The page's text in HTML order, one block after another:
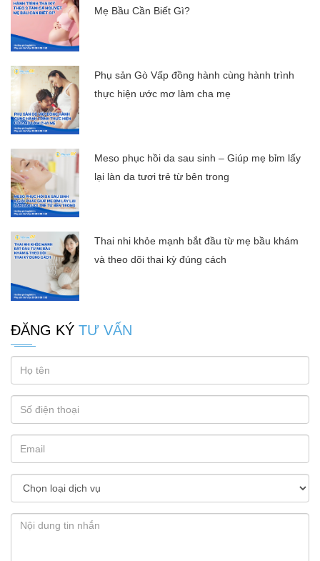
Mẹ Bầu Cần Biết Gì?
Phụ sản Gò Vấp đồng hành cùng hành trình
thực hiện ước mơ làm cha mẹ
Meso phục hồi da sau sinh – Giúp mẹ bỉm lấy
lại làn da tươi trẻ từ bên trong
Thai nhi khỏe mạnh bắt đầu từ mẹ bầu khám
và theo dõi thai kỳ đúng cách
ĐĂNG KÝ TƯ VẤN